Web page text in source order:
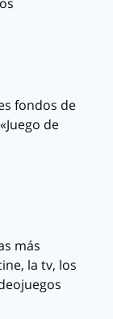
fondos de
de
más
la tv, los